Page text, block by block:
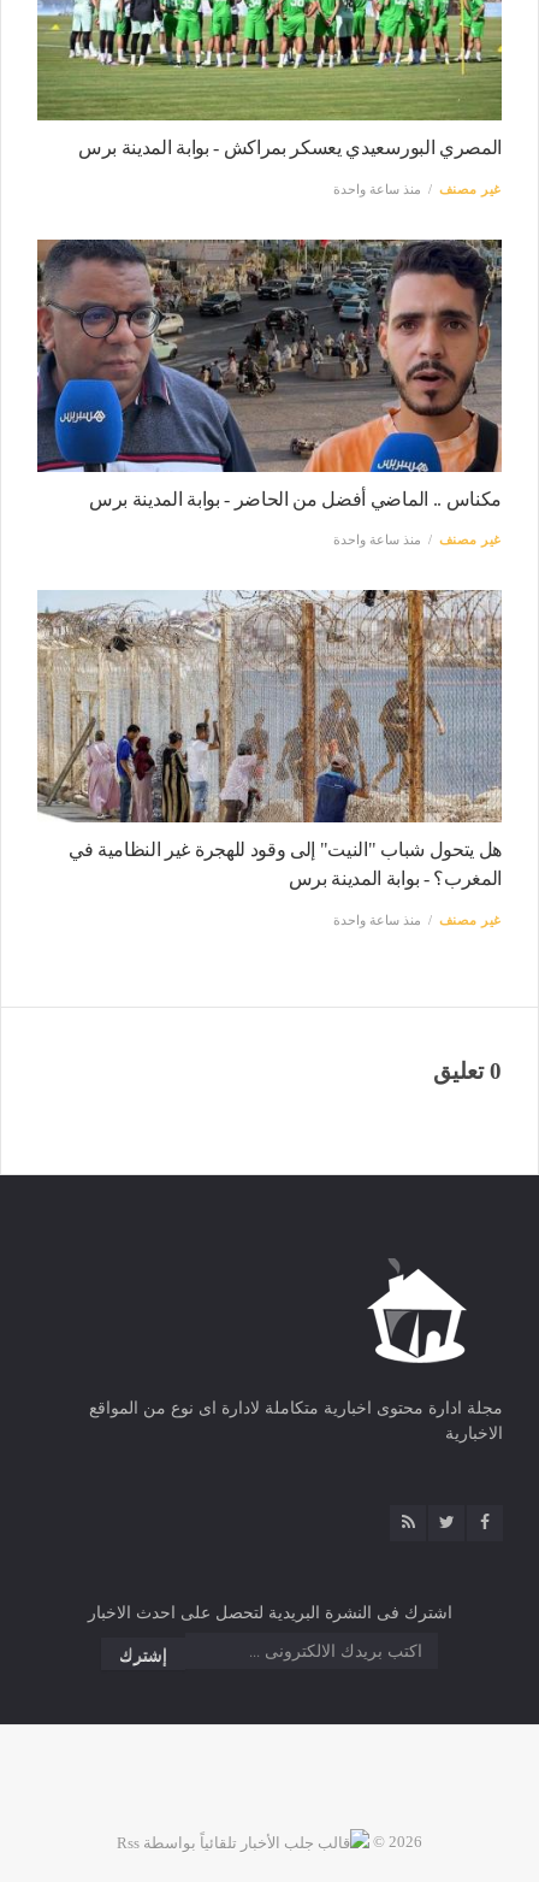
المصري البورسعيدي يعسكر بمراكش - بوابة المدينة برس
غير مصنف منذ ساعة واحدة
مكناس .. الماضي أفضل من الحاضر - بوابة المدينة برس
غير مصنف منذ ساعة واحدة
هل يتحول شباب "النيت" إلى وقود للهجرة غير النظامية في
المغرب؟ - بوابة المدينة برس
غير مصنف منذ ساعة واحدة
0 تعليق
مجلة ادارة محتوى اخبارية متكاملة لادارة اى نوع من المواقع
الاخبارية
اشترك فى النشرة البريدية لتحصل على احدث الاخبار
2026 ©